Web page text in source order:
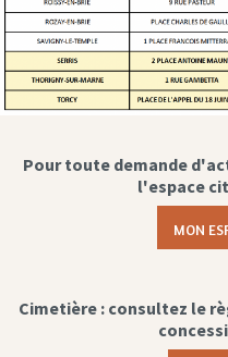
Pour toute demande
l'espace
MON
Cimetière : consultez le